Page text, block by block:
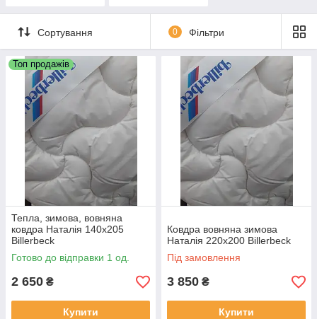
Сортування 0 Фільтри
Топ продажів
Тепла, зимова, вовняна
ковдра Наталія 140х205
Billerbeck
Готово до відправки 1 од.
2 650 ₴
Купити
Ковдра вовняна зимова
Наталія 220х200 Billerbeck
Під замовлення
3 850 ₴
Купити